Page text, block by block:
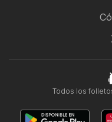
Todos los